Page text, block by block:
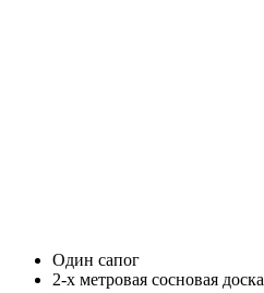
Один сапог
2-х метровая сосновая доска